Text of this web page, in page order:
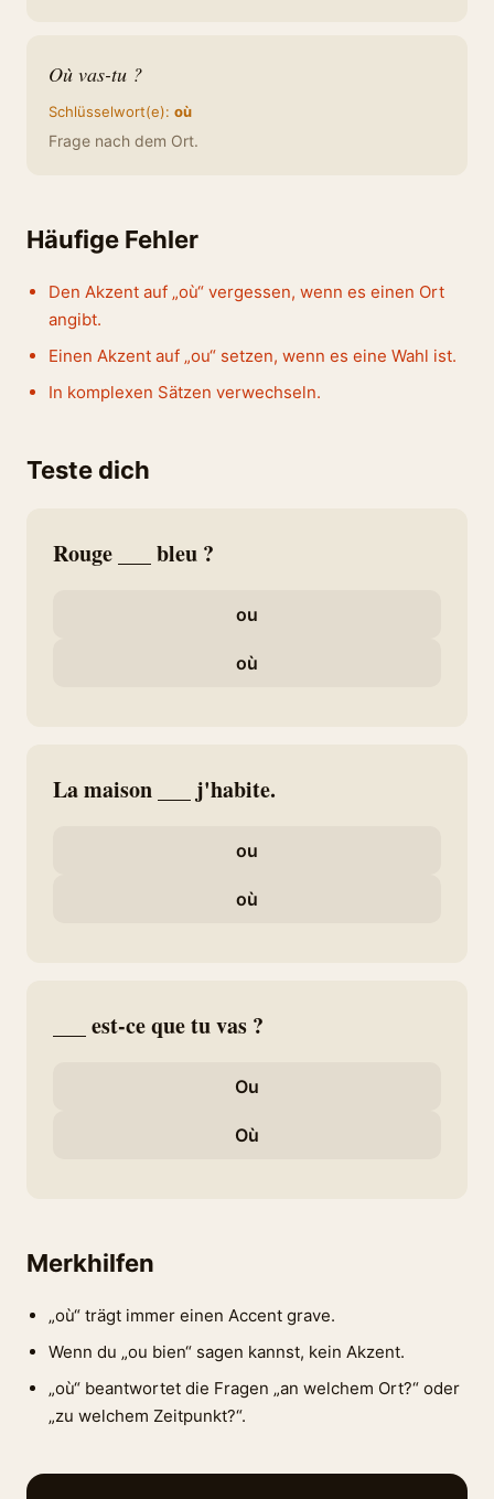
Où vas-tu ?
Schlüsselwort(e): où
Frage nach dem Ort.
Häufige Fehler
Den Akzent auf „où“ vergessen, wenn es einen Ort
angibt.
Einen Akzent auf „ou“ setzen, wenn es eine Wahl ist.
In komplexen Sätzen verwechseln.
Teste dich
Rouge ___ bleu ?
ou
où
La maison ___ j'habite.
ou
où
___ est-ce que tu vas ?
Ou
Où
Merkhilfen
„où“ trägt immer einen Accent grave.
Wenn du „ou bien“ sagen kannst, kein Akzent.
„où“ beantwortet die Fragen „an welchem Ort?“ oder
„zu welchem Zeitpunkt?“.